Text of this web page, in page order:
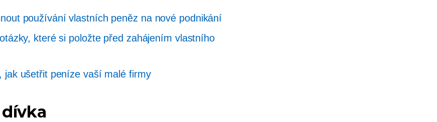
používání vlastních peněz na nové podnikání
které si položte před zahájením vlastního
jak ušetřit peníze vaší malé firmy